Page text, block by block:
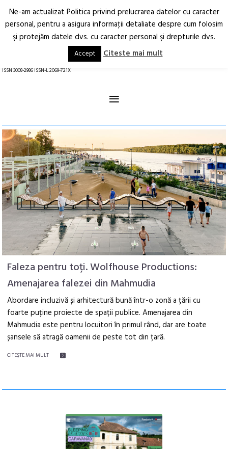
Arhitectură.
Oraș.
RO EN
ISSN 3008-2986 ISSN-L 2069-721X
≡
Faleza pentru toți. Wolfhouse Productions:
Amenajarea falezei din Mahmudia
Abordare incluzivă și arhitectură bună într-o zonă a țării cu
foarte puține proiecte de spații publice. Amenajarea din
Mahmudia este pentru locuitori în primul rând, dar are toate
șansele să atragă oamenii de peste tot din țară.
CITEŞTE MAI MULT
Ne-am actualizat Politica privind prelucrarea datelor cu caracter
personal, pentru a asigura informaţii detaliate despre cum folosim
şi protejăm datele dvs. cu caracter personal şi drepturile dvs.
Accept Citeste mai mult